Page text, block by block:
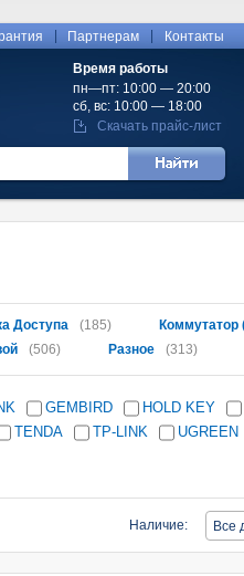
Партнерам Контакты
Время работы
пн—пт: 10:00 — 20:00
сб, вс: 10:00 — 18:00
Скачать прайс-лист
Доступа (185) Коммутатор
(506) Разное (313)
GEMBIRD HOLD KEY
TENDA TP-LINK UGREEN
Наличие: Все